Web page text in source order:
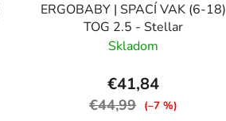
ERGOBABY | SPACÍ VAK (6-18)
TOG 2.5 - Stellar
Skladom
€41,84
€44,99 (–7 %)